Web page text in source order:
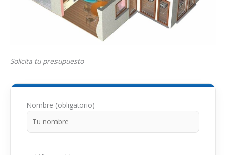
Solicita tu presupuesto
Nombre (obligatorio)